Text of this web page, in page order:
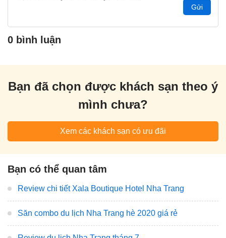
Gửi
0 bình luận
Bạn đã chọn được khách sạn theo ý
mình chưa?
Xem các khách sạn có ưu đãi
Bạn có thể quan tâm
Review chi tiết Xala Boutique Hotel Nha Trang
Săn combo du lịch Nha Trang hè 2020 giá rẻ